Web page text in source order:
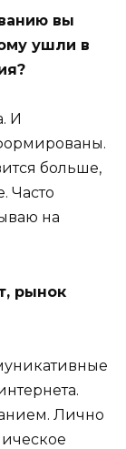
вы
ушли в
И
больше,
Часто
на
рынок
Лично